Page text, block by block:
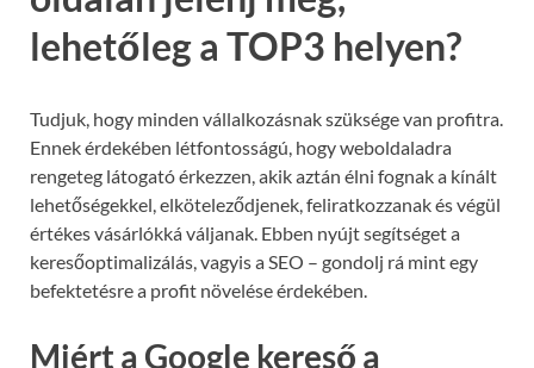
lehetőleg a TOP3 helyen?
Tudjuk, hogy minden vállalkozásnak szüksége van profitra.
Ennek érdekében létfontosságú, hogy weboldaladra
rengeteg látogató érkezzen, akik aztán élni fognak a kínált
lehetőségekkel, elköteleződjenek, feliratkozzanak és végül
értékes vásárlókká váljanak. Ebben nyújt segítséget a
keresőoptimalizálás, vagyis a SEO – gondolj rá mint egy
befektetésre a profit növelése érdekében.
Miért a Google kereső a